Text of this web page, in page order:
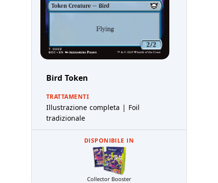
Bird Token
TRATTAMENTI
Illustrazione completa | Foil
tradizionale
DISPONIBILE IN
Collector Booster